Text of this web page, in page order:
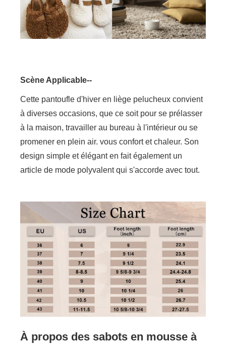
Scène Applicable--
Cette pantoufle d'hiver en liège pelucheux convient
à diverses occasions, que ce soit pour se prélasser
à la maison, travailler au bureau à l'intérieur ou se
promener en plein air. vous confort et chaleur. Son
design simple et élégant en fait également un
article de mode polyvalent qui s'accorde avec tout.
À propos des sabots en mousse à